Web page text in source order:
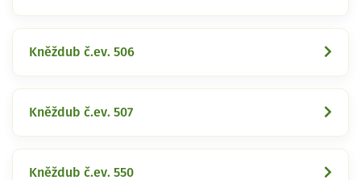
Kněždub č.ev. 506
Kněždub č.ev. 507
Kněždub č.ev. 550